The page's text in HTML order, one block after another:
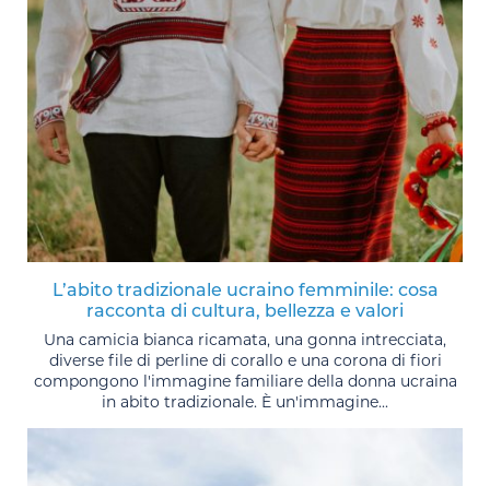
L’abito tradizionale ucraino femminile: cosa
racconta di cultura, bellezza e valori
Una camicia bianca ricamata, una gonna intrecciata,
diverse file di perline di corallo e una corona di fiori
compongono l'immagine familiare della donna ucraina
in abito tradizionale. È un'immagine...